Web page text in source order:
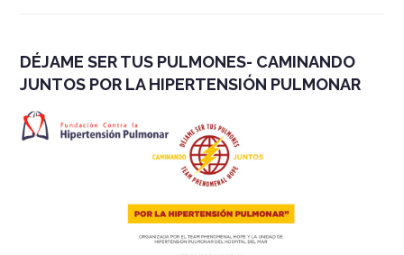
DÉJAME SER TUS PULMONES- CAMINANDO
JUNTOS POR LA HIPERTENSIÓN PULMONAR